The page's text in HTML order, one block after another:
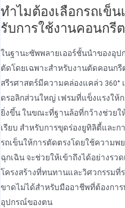
ทําไมต้องเลือกรถเข็น
รับการใช้งานคอนกรีต
ในฐานะซัพพลายเออร์ชั้นนําของอุปก
ตัดโดยเฉพาะสําหรับงานตัดคอนก
สรีรศาสตร์มีความคล่องแคล่ว 360°
ดรอลิกส่วนใหญ่ เฟรมที่แข็งแรงให้
ยิ่งขึ้น ในขณะที่ฐานล้อที่กว้างช่วย
เรียบ สําหรับการขุดร่องยูทิลิตี้และ
รถเข็นให้การตัดตรงโดยใช้ความพ
ฉุกเฉิน จะช่วยให้เข้าถึงได้อย่างรว
โครงสร้างที่ทนทานและวิศวกรรมที่
ขาดไม่ได้สําหรับมืออาชีพที่ต้องกา
อุปกรณ์ของตน